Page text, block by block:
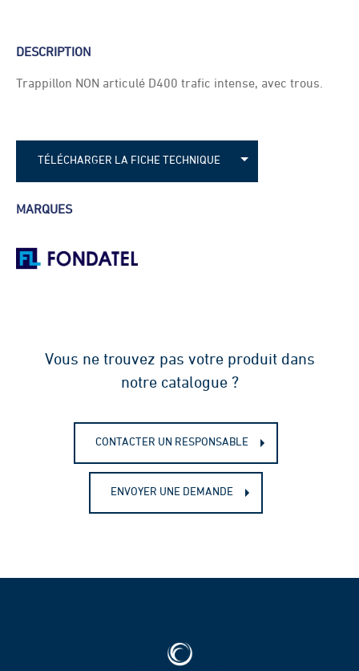
DESCRIPTION
Trappillon NON articulé D400 trafic intense, avec trous.
TÉLÉCHARGER LA FICHE TECHNIQUE
Fiche technique - Trappillon Leto 770-7
Fiche technique - Trappillon Leto 770-10
MARQUES
Vous ne trouvez pas votre produit dans
notre catalogue ?
CONTACTER UN RESPONSABLE
ENVOYER UNE DEMANDE